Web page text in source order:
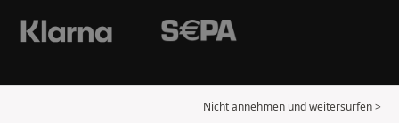
Nicht annehmen und weitersurfen >